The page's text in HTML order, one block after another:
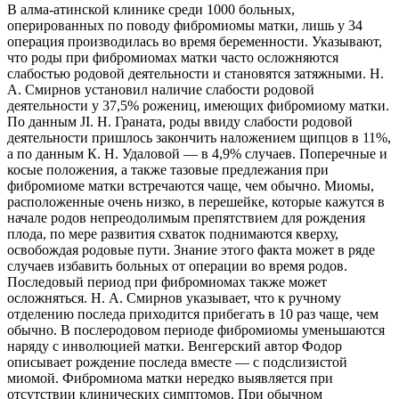
В алма-атинской клинике среди 1000 больных,
оперированных по поводу фибромиомы матки, лишь у 34
операция производилась во время беременности. Указывают,
что роды при фибромиомах матки часто осложняются
слабостью родовой деятельности и становятся затяжными. Н.
А. Смирнов установил наличие слабости родовой
деятельности у 37,5% рожениц, имеющих фибромиому матки.
По данным JI. Н. Граната, роды ввиду слабости родовой
деятельности пришлось закончить наложением щипцов в 11%,
а по данным К. Н. Удаловой — в 4,9% случаев. Поперечные и
косые положения, а также тазовые предлежания при
фибромиоме матки встречаются чаще, чем обычно. Миомы,
расположенные очень низко, в перешейке, которые кажутся в
начале родов непреодолимым препятствием для рождения
плода, по мере развития схваток поднимаются кверху,
освобождая родовые пути. Знание этого факта может в ряде
случаев избавить больных от операции во время родов.
Последовый период при фибромиомах также может
осложняться. Н. А. Смирнов указывает, что к ручному
отделению последа приходится прибегать в 10 раз чаще, чем
обычно. В послеродовом периоде фибромиомы уменьшаются
наряду с инволюцией матки. Венгерский автор Фодор
описывает рождение последа вместе — с подслизистой
миомой. Фибромиома матки нередко выявляется при
отсутствии клинических симптомов. При обычном